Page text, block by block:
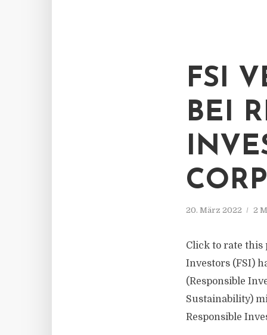
FSI
BEI
20. März 2022 2
Click to rate this
Investors (FSI)
(Responsible
Sustainability)
Responsible